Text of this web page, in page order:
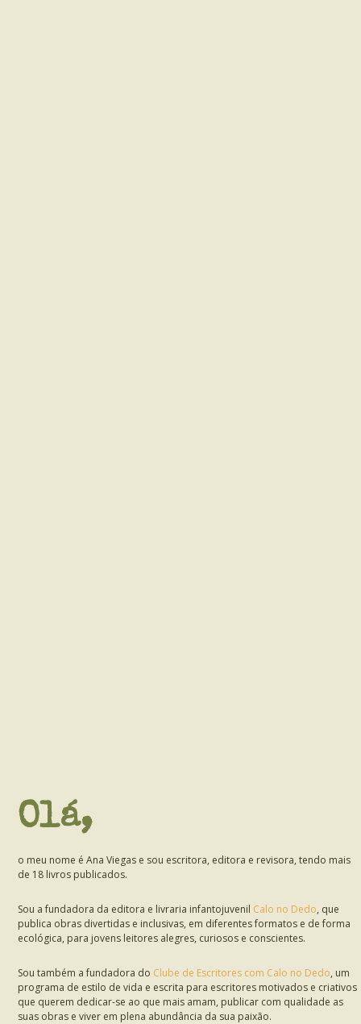
Olá,
o meu nome é Ana Viegas e sou escritora, editora e revisora, tendo mais
de 18 livros publicados.
Sou a fundadora da editora e livraria infantojuvenil Calo no Dedo, que
publica obras divertidas e inclusivas, em diferentes formatos e de forma
ecológica, para jovens leitores alegres, curiosos e conscientes.
Sou também a fundadora do Clube de Escritores com Calo no Dedo, um
programa de estilo de vida e escrita para escritores motivados e criativos
que querem dedicar-se ao que mais amam, publicar com qualidade as
suas obras e viver em plena abundância da sua paixão.